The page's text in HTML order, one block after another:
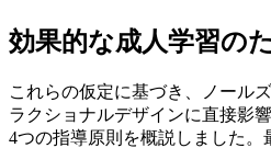
効果的な成人学習の
これらの仮定に基づき、ノール
ラクショナルデザインに直接影
4つの指導原則を概説しました